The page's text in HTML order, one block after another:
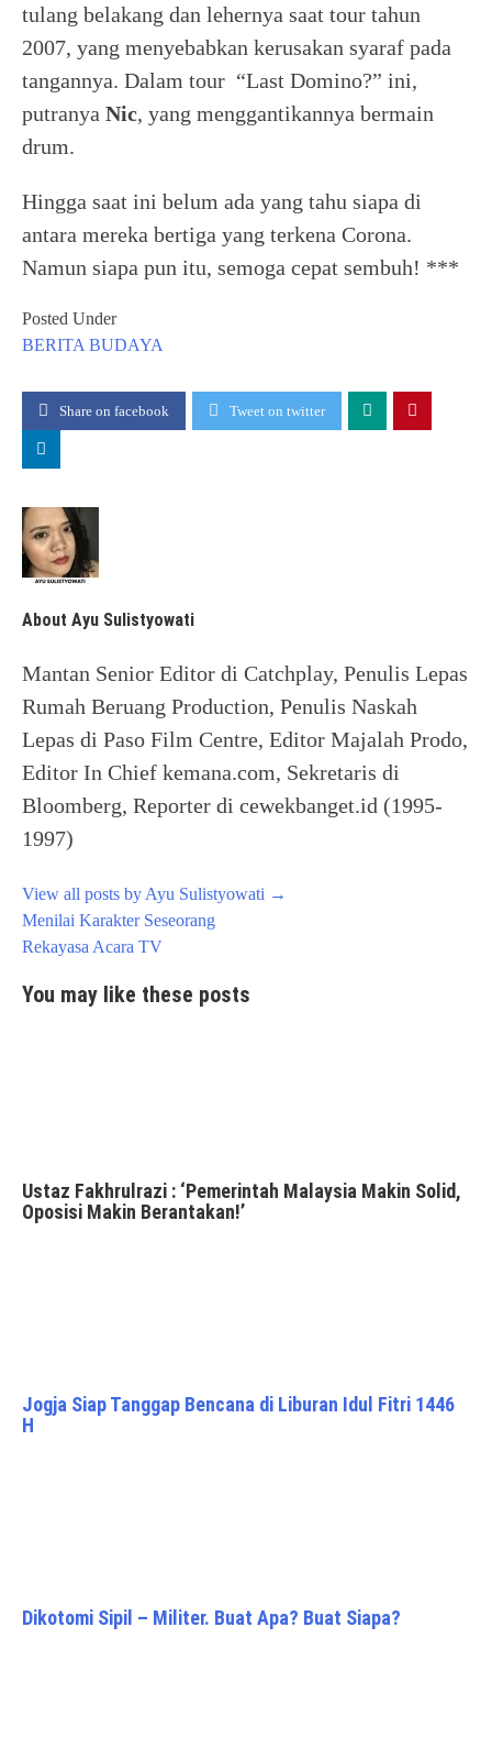
tulang belakang dan lehernya saat tour tahun
2007, yang menyebabkan kerusakan syaraf pada
tangannya. Dalam tour “Last Domino?” ini,
putranya Nic, yang menggantikannya bermain
drum.
Hingga saat ini belum ada yang tahu siapa di
antara mereka bertiga yang terkena Corona.
Namun siapa pun itu, semoga cepat sembuh! ***
Posted Under
BERITA BUDAYA
Share on facebook Tweet on twitter
About Ayu Sulistyowati
Mantan Senior Editor di Catchplay, Penulis Lepas
Rumah Beruang Production, Penulis Naskah
Lepas di Paso Film Centre, Editor Majalah Prodo,
Editor In Chief kemana.com, Sekretaris di
Bloomberg, Reporter di cewekbanget.id (1995-
1997)
View all posts by Ayu Sulistyowati →
Post
navigation
Menilai Karakter Seseorang
Rekayasa Acara TV
You may like these posts
Ustaz Fakhrulrazi : ‘Pemerintah Malaysia Makin Solid,
Oposisi Makin Berantakan!’
Jogja Siap Tanggap Bencana di Liburan Idul Fitri 1446
H
Dikotomi Sipil – Militer. Buat Apa? Buat Siapa?